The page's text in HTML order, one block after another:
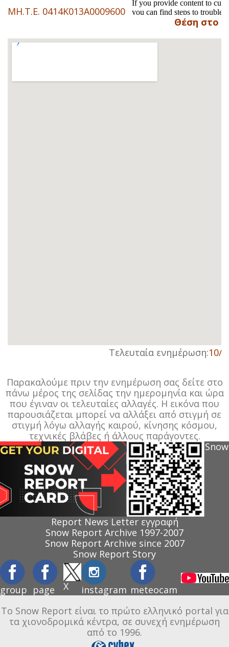
ΜΗ.Τ.Ε. 0414K013A0009600
Θέση στο
Τελευταία ενημέρωση:10/
Παρακαλούμε πριν την ενημέρωση σας δείτε στο
πάνω μέρος της σελίδας την ημερομηνία και ώρα
που έγιναν οι τελευταίες αλλαγές. Η εικόνα που
παρουσιάζεται μπορεί να αλλάξει από στιγμή σε
στιγμή λόγω αλλαγής καιρού, κίνησης κόσμου,
τεχνικές βλάβες ή άλλους παράγοντες.
Snow
Report News Letter εγγραφή
Snow Report Archive 1997-2007
Snow Report Archive since 2007
Snow Report Story
group page X instagram meteocam
Το Snow Report είναι το πρώτο ελληνικό portal για
τα χιονοδρομικά κέντρα, σε συνεχή ενημέρωση
από το 1996.